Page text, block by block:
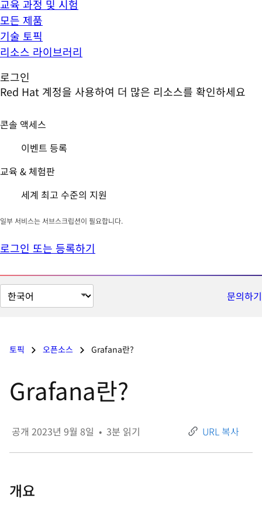
교육 과정 및 시험
모든 제품
기술 토픽
리소스 라이브러리
로그인
Red Hat 계정을 사용하여 더 많은 리소스를 확인하세요
콘솔 액세스
이벤트 등록
교육 & 체험판
세계 최고 수준의 지원
일부 서비스는 서브스크립션이 필요합니다.
로그인 또는 등록하기
페
이
어
문의하기
토픽 오픈소스 Grafana란?
Grafana란?
공개 2023년 9월 8일 • 3분 읽기 URL 복사
개요